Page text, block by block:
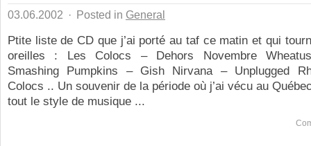
03.06.2002 · Posted in General
Ptite liste de CD que j’ai porté au taf ce matin et qui
oreilles : Les Colocs – Dehors Novembre
Smashing Pumpkins – Gish Nirvana – Unplugged
Colocs .. Un souvenir de la période où j’ai vécu au
tout le style de musique ...